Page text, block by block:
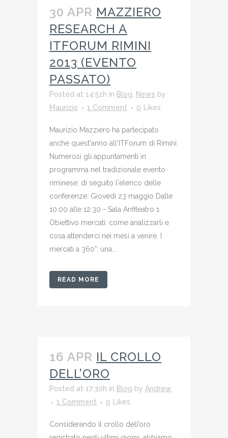
30 APR MAZZIERO
RESEARCH A
ITFORUM RIMINI
2013 (EVENTO
PASSATO)
Posted at 14:51h in Blog, News by
Maurizio
1 Comment 0 Likes
Maurizio Mazziero ha partecipato
anche quest'anno all'ITForum di Rimini.
Numerosi gli appuntamenti in
programma nel tradizionale evento
riminese; di seguito l'elenco delle
conferenze: Giovedì 23 maggio Dalle
10.00 alle 12.30 - Sala Anfiteatro 1
Obiettivo mercati: come analizzarli e
cosa attenderci nei mesi a venire. I
mercati a 360°: una...
READ MORE
16 APR IL CROLLO
DELL’ORO
Posted at 17:30h in Blog by Andrew
1 Comment
0 Likes
Considerando il crollo dell’oro